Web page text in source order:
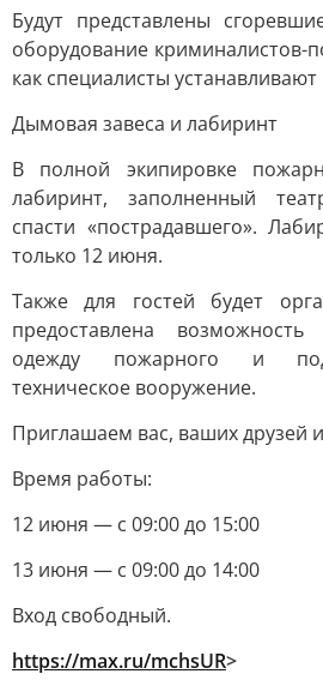
Будут представлены
оборудование криминалистов-
как специалисты
Дымовая завеса и лабиринт
В полной экипировке
лабиринт, заполненный
спасти «пострадавшего».
только 12 июня.
Также для гостей будет
предоставлена
одежду пожарного и
техническое вооружение.
Приглашаем вас, ваших друзей
Время работы:
12 июня — с 09:00 до 15:00
13 июня — с 09:00 до 14:00
Вход свободный.
https://max.ru/mchsUR>